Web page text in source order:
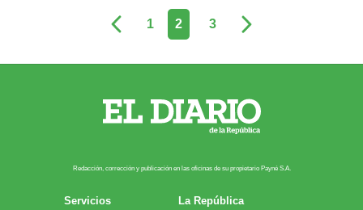
1 2 3
Redacción, corrección y publicación en las oficinas de su propietario Payn​é S.A.
Servicios
La República